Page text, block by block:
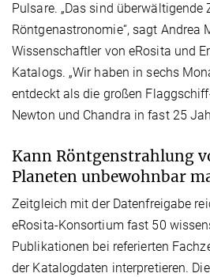
Pulsare. „Das sind überwältigende
Röntgenastronomie“, sagt Andrea
Wissenschaftler von eRosita und
Katalogs. „Wir haben in sechs
entdeckt als die großen
Newton und Chandra in fast 25
Kann Röntgenstrahlung
Planeten unbewohnbar
Zeitgleich mit der Datenfreigabe
eRosita-Konsortium fast 50
Publikationen bei referierten
der Katalogdaten interpretieren.